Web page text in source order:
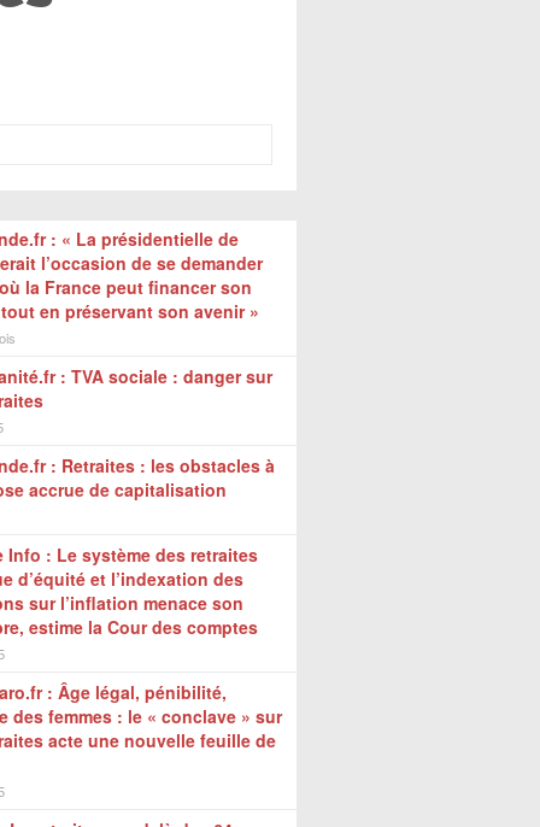
: « La présidentielle de
l’occasion de se demander
la France peut financer son
en préservant son avenir »
: TVA sociale : danger sur
: Retraites : les obstacles à
accrue de capitalisation
Info : Le système des retraites
d’équité et l’indexation des
sur l’inflation menace son
estime la Cour des comptes
: Âge légal, pénibilité,
des femmes : le « conclave » sur
acte une nouvelle feuille de